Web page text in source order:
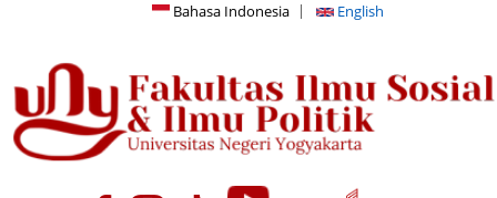
Bahasa Indonesia English